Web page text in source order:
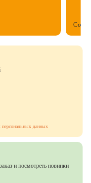
персональных данных
и посмотреть новинки